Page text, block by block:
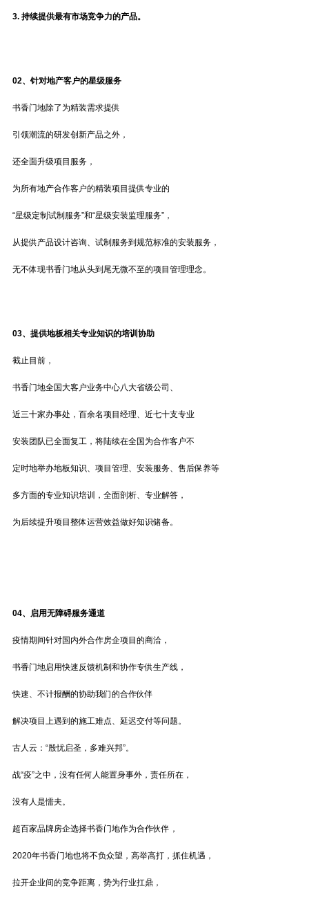
3. 持续提供最有市场竞争力的产品。
02、 针对地产客户的星级服务
书香门地除了为精装需求提供
引领潮流的研发创新产品之外，
还全面升级项目服务，
为所有地产合作客户的精装项目提供专业的
“星级定制试制服务”和“星级安装监理服务”，
从提供产品设计咨询、试制服务到规范标准的安装服务，
无不体现书香门地从头到尾无微不至的项目管理理念。
03、 提供地板相关专业知识的培训协助
截止目前，
书香门地全国大客户业务中心八大省级公司、
近三十家办事处，百余名项目经理、近七十支专业
安装团队已全面复工，将陆续在全国为合作客户不
定时地举办地板知识、项目管理、安装服务、售后保养等
多方面的专业知识培训，全面剖析、专业解答，
为后续提升项目整体运营效益做好知识储备。
04、 启用无障碍服务通道
疫情期间针对国内外合作房企项目的商洽，
书香门地启用快速反馈机制和协作专供生产线，
快速、不计报酬的协助我们的合作伙伴
解决项目上遇到的施工难点、延迟交付等问题。
古人云：“殷忧启圣，多难兴邦”。
战“疫”之中，没有任何人能置身事外，责任所在，
没有人是懦夫。
超百家品牌房企选择书香门地作为合作伙伴，
2020年书香门地也将不负众望，高举高打，抓住机遇，
拉开企业间的竞争距离，势为行业扛鼎，